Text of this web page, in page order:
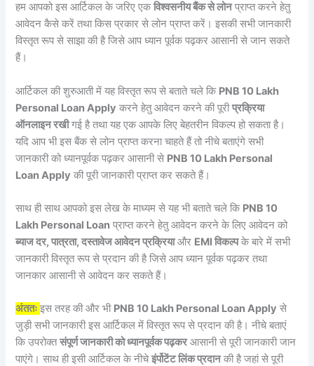
हम आपको इस आर्टिकल के जरिए एकविश्वसनीय बैंक से लोनप्राप्त करने हेतु
आवेदन कैसे करें तथा किस प्रकार से लोन प्राप्त करें। इसकी सभी जानकारी
विस्तृत रूप से साझा की है जिसे आप ध्यान पूर्वक पढ़कर आसानी से जान सकते
हैं।
आर्टिकल की शुरुआती में यह विस्तृत रूप से बताते चले कि PNB 10 Lakh
Personal Loan Apply करने हेतु आवेदन करने की पूरीप्रक्रिया
ऑनलाइन रखीगई है तथा यह एक आपके लिए बेहतरीन विकल्प हो सकता है।
यदि आप भी इस बैंक से लोन प्राप्त करना चाहते हैं तो नीचे बताएंगे सभी
जानकारी को ध्यानपूर्वक पढ़कर आसानी से PNB 10 Lakh Personal
Loan Apply की पूरी जानकारी प्राप्त कर सकते हैं।
साथ ही साथ आपको इस लेख के माध्यम से यह भी बताते चले कि PNB 10
Lakh Personal Loan प्राप्त करने हेतु आवेदन करने के लिए आवेदन को
ब्याज दर, पात्रता, दस्तावेज आवेदन प्रक्रियाऔर EMI विकल्पके बारे में सभी
जानकारी विस्तृत रूप से प्रदान की है जिसे आप ध्यान पूर्वक पढ़कर तथा
जानकार आसानी से आवेदन कर सकते हैं।
अंततःइस तरह की और भी PNB 10 Lakh Personal Loan Apply से
जुड़ी सभी जानकारी इस आर्टिकल में विस्तृत रूप से प्रदान की है। नीचे बताएं
कि उपरोक्तसंपूर्ण जानकारी को ध्यानपूर्वक पढ़करआसानी से पूरी जानकारी जान
पाएंगे। साथ ही इसी आर्टिकल के नीचेइंर्पोटेंट लिंक प्रदानकी है जहां से पूरी